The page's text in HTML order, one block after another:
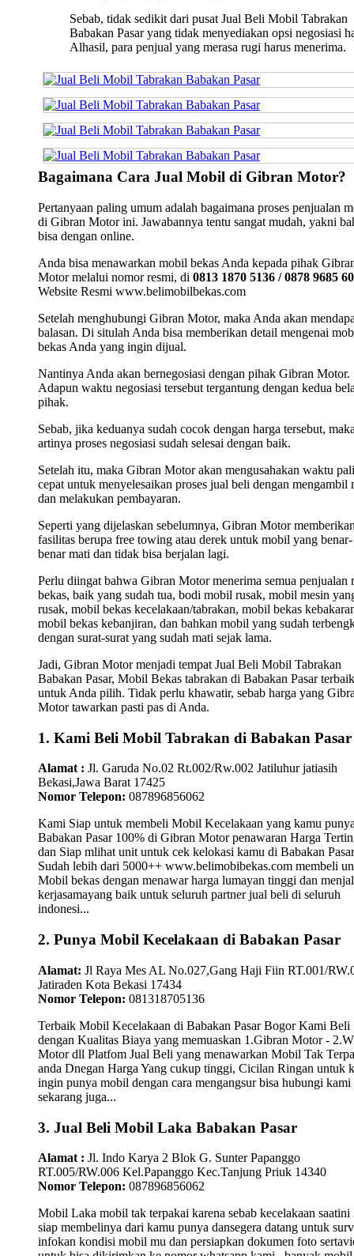
Sebab, tidak sedikit dari pusat Jual Beli Mobil Tabrakan
Babakan Pasar yang tidak menyediakan opsi negosiasi
Alhasil, para penjual yang merasa rugi harus menerima.
Bagaimana Cara Jual Mobil di Gibran Motor?
Pertanyaan paling umum adalah bagaimana proses penjualan
di Gibran Motor ini. Jawabannya tentu sangat mudah, yakni
bisa dengan online.
Anda bisa menawarkan mobil bekas Anda kepada pihak
Motor melalui nomor resmi, di 0813 1870 5136 / 0878 9685
Website Resmi www.belimobilbekas.com
Setelah menghubungi Gibran Motor, maka Anda akan
balasan. Di situlah Anda bisa memberikan detail mengenai
bekas Anda yang ingin dijual.
Nantinya Anda akan bernegosiasi dengan pihak Gibran Motor.
Adapun waktu negosiasi tersebut tergantung dengan kedua
pihak.
Sebab, jika keduanya sudah cocok dengan harga tersebut,
artinya proses negosiasi sudah selesai dengan baik.
Setelah itu, maka Gibran Motor akan mengusahakan waktu
cepat untuk menyelesaikan proses jual beli dengan mengambil
dan melakukan pembayaran.
Seperti yang dijelaskan sebelumnya, Gibran Motor
fasilitas berupa free towing atau derek untuk mobil yang benar-
benar mati dan tidak bisa berjalan lagi.
Perlu diingat bahwa Gibran Motor menerima semua penjualan
bekas, baik yang sudah tua, bodi mobil rusak, mobil mesin
rusak, mobil bekas kecelakaan/tabrakan, mobil bekas
mobil bekas kebanjiran, dan bahkan mobil yang sudah
dengan surat-surat yang sudah mati sejak lama.
Jadi, Gibran Motor menjadi tempat Jual Beli Mobil Tabrakan
Babakan Pasar, Mobil Bekas tabrakan di Babakan Pasar terbaik
untuk Anda pilih. Tidak perlu khawatir, sebab harga yang
Motor tawarkan pasti pas di Anda.
1. Kami Beli Mobil Tabrakan di Babakan Pasar
Alamat : Jl. Garuda No.02 Rt.002/Rw.002 Jatiluhur jatiasih
Bekasi,Jawa Barat 17425
Nomor Telepon: 087896856062
Kami Siap untuk membeli Mobil Kecelakaan yang kamu
Babakan Pasar 100% di Gibran Motor penawaran Harga
dan Siap mlihat unit untuk cek kelokasi kamu di Babakan
Sudah lebih dari 5000++ www.belimobibekas.com membeli
Mobil bekas dengan menawar harga lumayan tinggi dan
kerjasamayang baik untuk seluruh partner jual beli di seluruh
indonesi...
2. Punya Mobil Kecelakaan di Babakan Pasar
Alamat: Jl Raya Mes AL No.027,Gang Haji Fiin RT.001/
Jatiraden Kota Bekasi 17434
Nomor Telepon: 081318705136
Terbaik Mobil Kecelakaan di Babakan Pasar Bogor Kami Beli
dengan Kualitas Biaya yang memuaskan 1.Gibran Motor -
Motor dll Platfom Jual Beli yang menawarkan Mobil Tak
anda Dnegan Harga Yang cukup tinggi, Cicilan Ringan untuk
ingin punya mobil dengan cara mengangsur bisa hubungi kami
sekarang juga...
3. Jual Beli Mobil Laka Babakan Pasar
Alamat : Jl. Indo Karya 2 Blok G. Sunter Papanggo
RT.005/RW.006 Kel.Papanggo Kec.Tanjung Priuk 14340
Nomor Telepon: 087896856062
Mobil Laka mobil tak terpakai karena sebab kecelakaan saatini
siap membelinya dari kamu punya dansegera datang untuk
infokan kondisi mobil mu dan persiapkan dokumen foto